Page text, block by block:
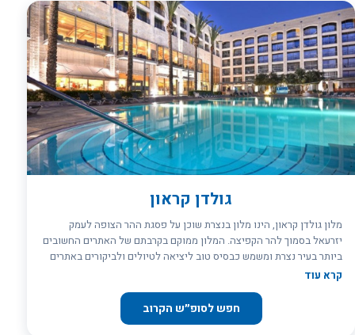
גולדן קראון
מלון גולדן קראון, הינו מלון בנצרת שוכן על פסגת ההר הצופה לעמק
יזרעאל בסמוך להר הקפיצה. המלון ממוקם בקרבתם של האתרים החשובים
ביותר בעיר נצרת ומשמש כבסיס טוב ליציאה לטיולים ולביקורים באתרים
ההיסטוריים של הגליל וצפון הארץ. מלון גולדן קראון נצרת מציע חופשה
סמטאות השוק הצבעוני והססגוני ואתרי התיירות המוכרים בעולם כולו.
קרא עוד
חפש לסופ״ש הקרוב